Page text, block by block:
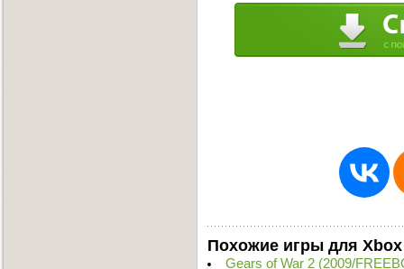
Похожие игры для Xbox
Gears of War 2 (2009/